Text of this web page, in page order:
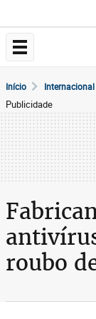
Início Internacional
Publicidade
roubo